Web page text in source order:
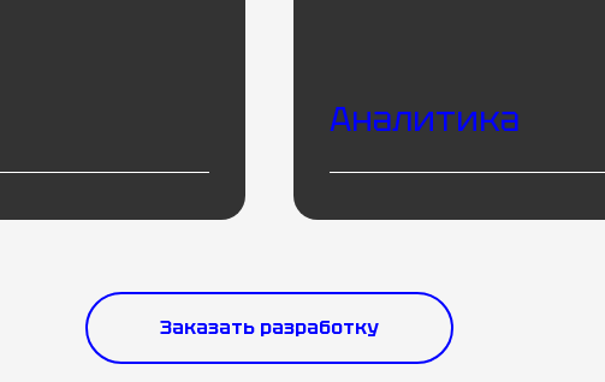
Аналитика
Подробнее
Заказать разработку